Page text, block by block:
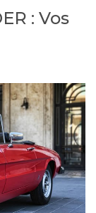
: Vos